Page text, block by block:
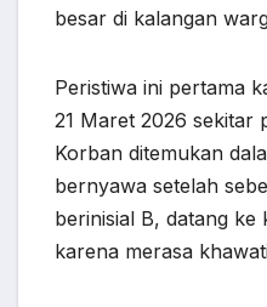
besar di kalangan
Peristiwa ini pertama
21 Maret 2026 sekitar
Korban ditemukan
bernyawa setelah
berinisial B, datang
karena merasa